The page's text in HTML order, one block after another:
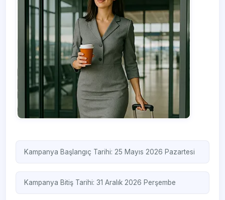
Kampanya Başlangıç Tarihi: 25 Mayıs 2026 Pazartesi
Kampanya Bitiş Tarihi: 31 Aralık 2026 Perşembe